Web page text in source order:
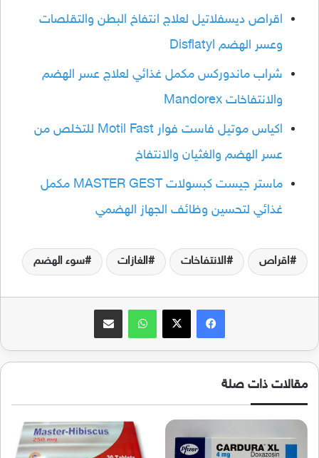
اقراص ديسفلاتيل لعلاج انتفاخ البطن والتقلصات
وعسر الهضم Disflatyl
شراب ماندوركس مكمل غذائي لعلاج عسر الهضم
والانتفاخات Mandorex
اكياس موتيل فاست فوار Motil Fast للتخلص من
عسر الهضم والغثيان والانتفاخ
ماستر جيست كبسولات MASTER GEST مكمل
غذائي لتحسين وظائف الجهاز الهضمي
اقراص الانتفاخات الغازات سوء الهضم
فيسبوك‫X واتساب مشاركة عبر البريد
مقالات ذات صلة